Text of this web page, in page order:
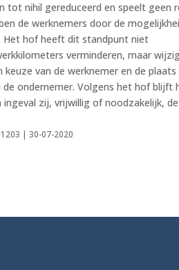
tot nihil gereduceerd en speelt geen
de werknemers door de
Het hof heeft dit standpunt niet
verminderen, maar
van de werknemer en de plaats
ondernemer. Volgens het hof blijft
zij, vrijwillig of noodzakelijk,
| 30-07-2020